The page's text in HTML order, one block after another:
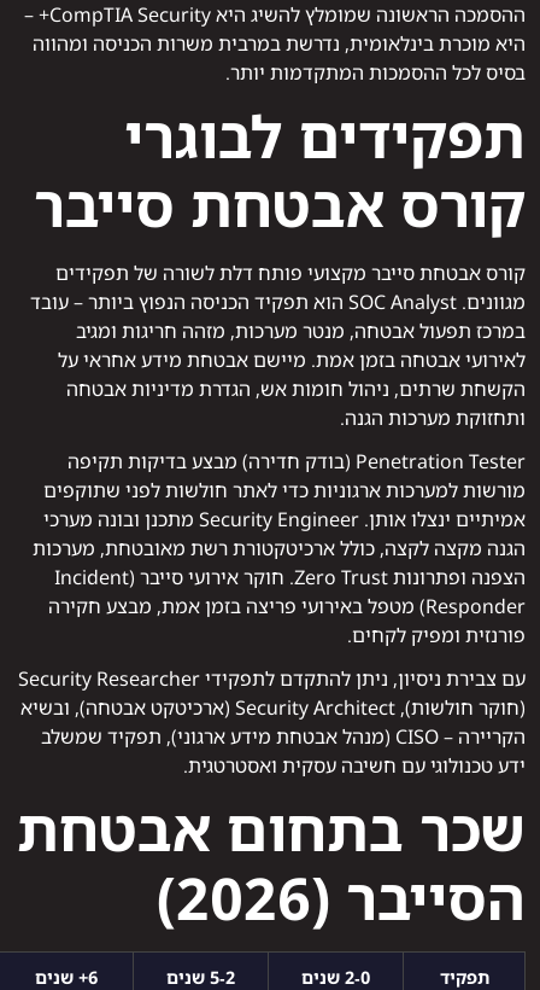
ההסמכה הראשונה שמומלץ להשיג היא CompTIA Security+ –
היא מוכרת בינלאומית, נדרשת במרבית משרות הכניסה ומהווה
בסיס לכל ההסמכות המתקדמות יותר.
תפקידים לבוגרי
קורס אבטחת סייבר
קורס אבטחת סייבר מקצועי פותח דלת לשורה של תפקידים
מגוונים. SOC Analyst הוא תפקיד הכניסה הנפוץ ביותר – עובד
במרכז תפעול אבטחה, מנטר מערכות, מזהה חריגות ומגיב
לאירועי אבטחה בזמן אמת. מיישם אבטחת מידע אחראי על
הקשחת שרתים, ניהול חומות אש, הגדרת מדיניות אבטחה
ותחזוקת מערכות הגנה.
Penetration Tester (בודק חדירה) מבצע בדיקות תקיפה
מורשות למערכות ארגוניות כדי לאתר חולשות לפני שתוקפים
אמיתיים ינצלו אותן. Security Engineer מתכנן ובונה מערכי
הגנה מקצה לקצה, כולל ארכיטקטורת רשת מאובטחת, מערכות
הצפנה ופתרונות Zero Trust. חוקר אירועי סייבר (Incident
Responder) מטפל באירועי פריצה בזמן אמת, מבצע חקירה
פורנזית ומפיק לקחים.
עם צבירת ניסיון, ניתן להתקדם לתפקידי Security Researcher
(חוקר חולשות), Security Architect (ארכיטקט אבטחה), ובשיא
הקריירה – CISO (מנהל אבטחת מידע ארגוני), תפקיד שמשלב
ידע טכנולוגי עם חשיבה עסקית ואסטרטגית.
שכר בתחום אבטחת
הסייבר (2026)
תפקיד
0‑2 שנים
2‑5 שנים
6+ שנים